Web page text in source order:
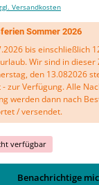
Versandkosten
Sommer 2026
bis einschließlich
Wir sind in
den 13.082026
zur Verfügung. Alle
werden dann nach
/ versendet.
verfügbar
Benachrichtige